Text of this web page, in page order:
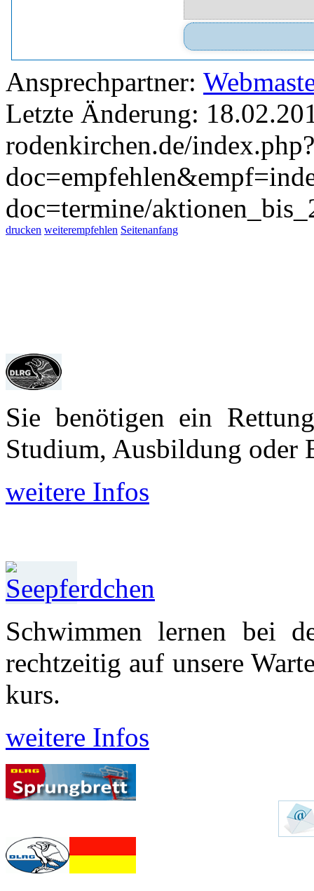
Ansprechpartner:
Letzte Änderung:
rodenkirchen.de/index.php?
doc=termine/
drucken weiterempfehlen Seitenanfang
Sie benötigen ein
Studium, Aus­bildung oder
weitere Infos
Schwimmen lernen bei
recht­zeitig auf unsere
kurs.
weitere Infos